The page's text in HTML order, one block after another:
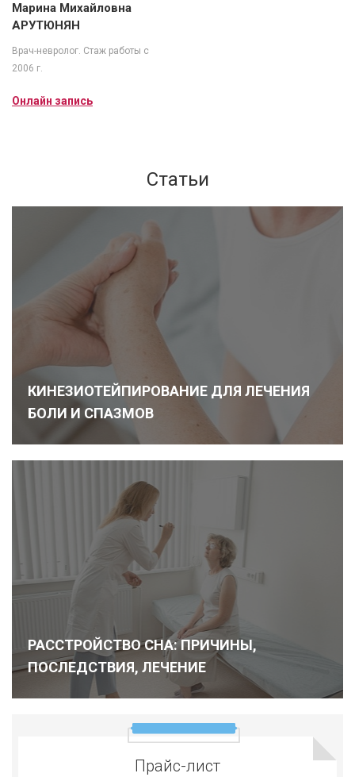
Марина Михайловна
АРУТЮНЯН
Врач-невролог. Стаж работы с
2006 г.
Онлайн запись
Статьи
КИНЕЗИОТЕЙПИРОВАНИЕ ДЛЯ ЛЕЧЕНИЯ
БОЛИ И СПАЗМОВ
РАССТРОЙСТВО СНА: ПРИЧИНЫ,
ПОСЛЕДСТВИЯ, ЛЕЧЕНИЕ
Прайс-лист